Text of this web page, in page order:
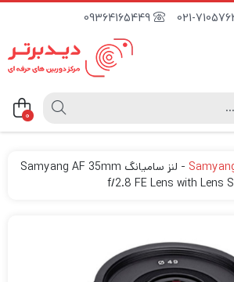
09364165449
0
-
لنز سامیانگ Samyang AF 35mm
f/2.8 FE Lens with Lens